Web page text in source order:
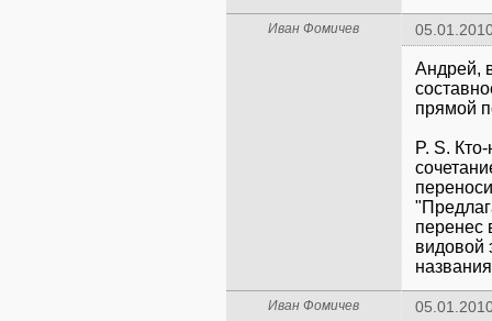
Иван Фомичев
Андрей,
прямой
P. S.
перенес
видовой
Иван Фомичев